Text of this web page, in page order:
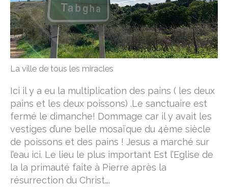
La ville de tous les miracles
Ici il y a eu la multiplication des pains ( les deux
pains et les deux poissons) .Le sanctuaire est
fermé le dimanche! Dommage car il y avait les
vestiges d’une belle mosaïque du 4ème siècle
de poissons et des pains ! Jesus a marché sur
l’eau ici. Le lieu le plus important Est l’Eglise de
la la primauté faite à Pierre après la
résurrection du Christ….